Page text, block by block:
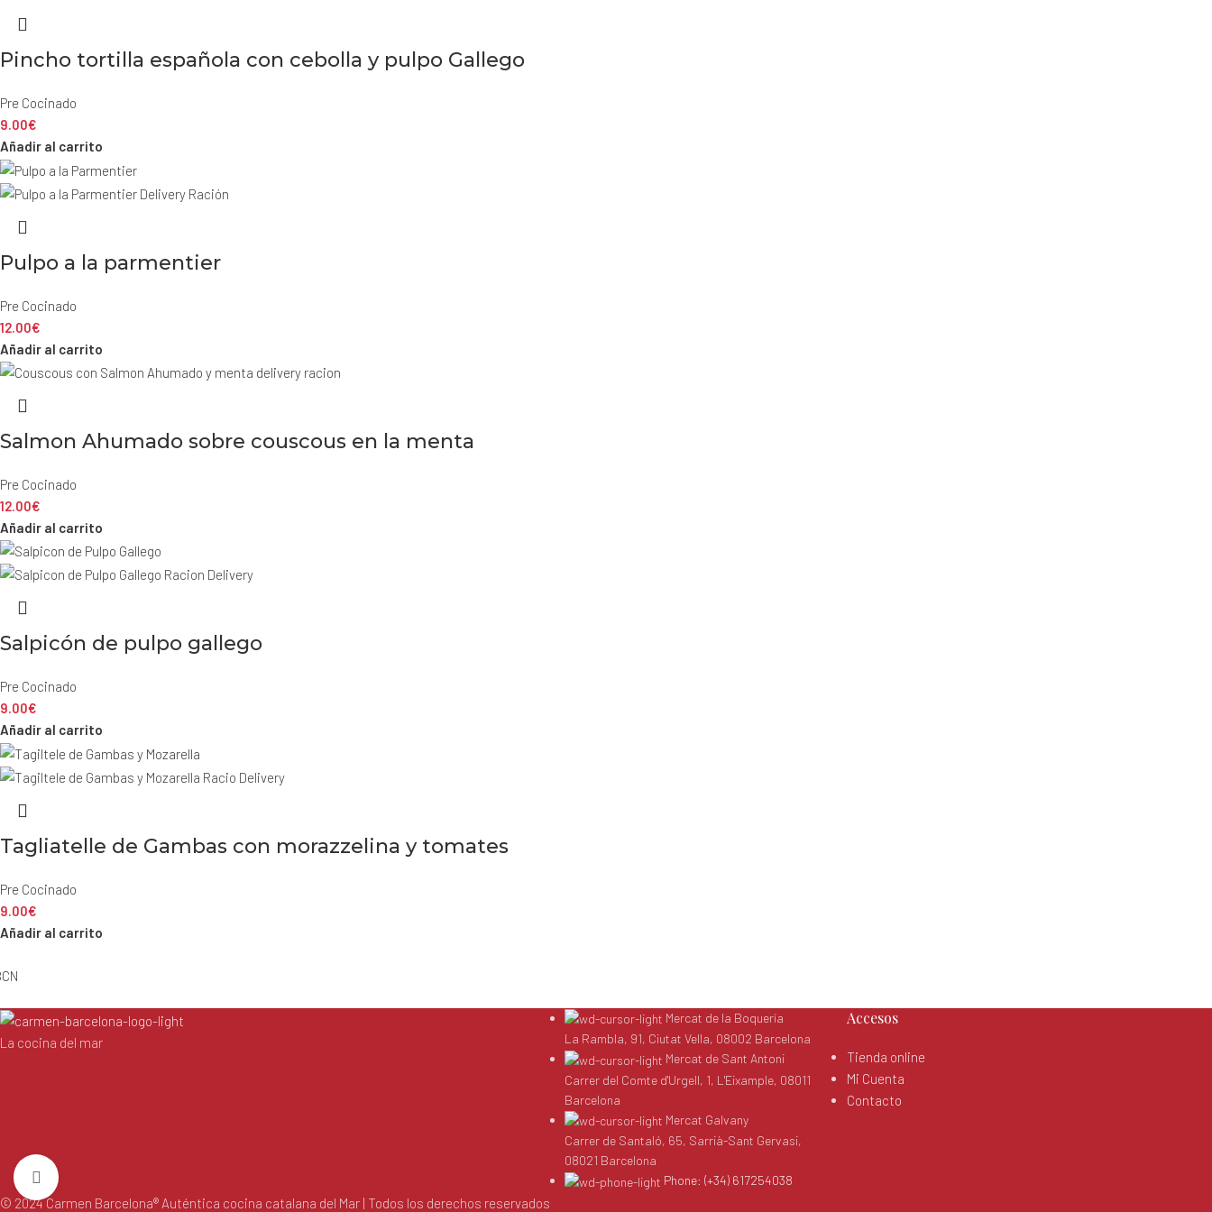
Pincho tortilla española con cebolla y pulpo Gallego
Pre Cocinado
9.00€
Añadir al carrito
Pulpo a la parmentier
Pre Cocinado
12.00€
Añadir al carrito
Salmon Ahumado sobre couscous en la menta
Pre Cocinado
12.00€
Añadir al carrito
Salpicón de pulpo gallego
Pre Cocinado
9.00€
Añadir al carrito
Tagliatelle de Gambas con morazzelina y tomates
Pre Cocinado
9.00€
Añadir al carrito
La cocina del mar
Mercat de la Boquería
La Rambla, 91, Ciutat Vella, 08002 Barcelona
Mercat de Sant Antoni
Carrer del Comte d'Urgell, 1, L'Eixample, 08011
Barcelona
Mercat Galvany
Carrer de Santaló, 65, Sarrià-Sant Gervasi,
08021 Barcelona
Phone: (+34) 617254038
Accesos
Tienda online
Mi Cuenta
Contacto
© 2024 Carmen Barcelona® Auténtica cocina catalana del Mar | Todos los derechos reservados